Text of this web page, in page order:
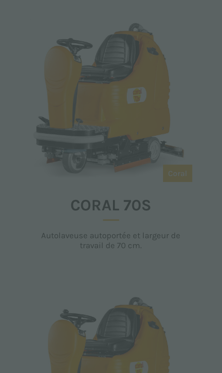
Coral
CORAL 70S
Autolaveuse autoportée et largeur de
travail de 70 cm.